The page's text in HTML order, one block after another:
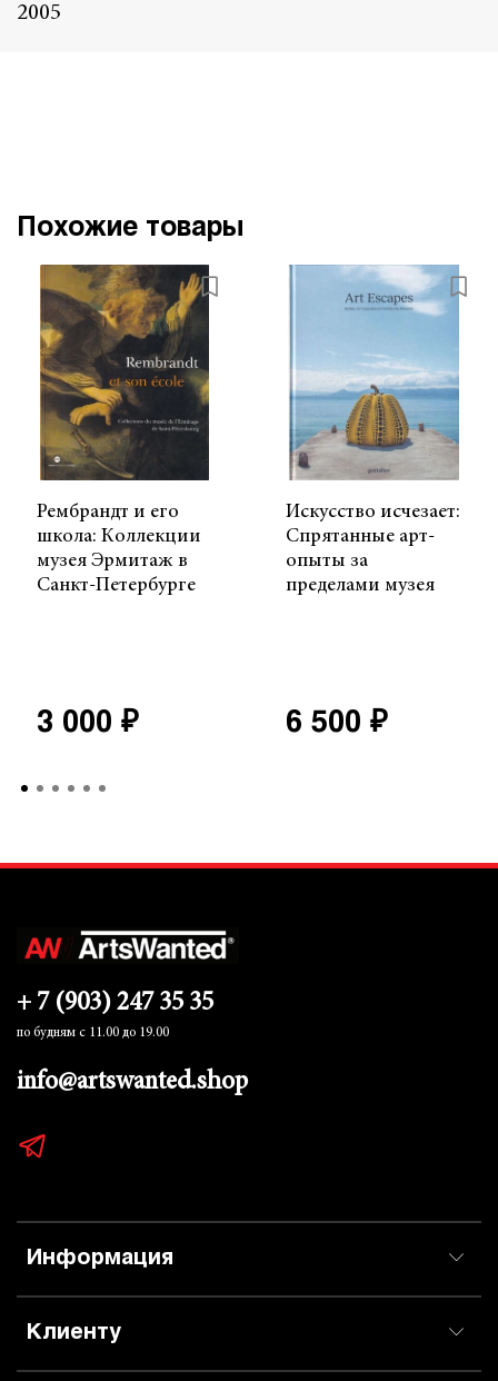
2005
Похожие товары
Рембрандт и его
школа: Коллекции
музея Эрмитаж в
Санкт-Петербурге
3 000 ₽
Искусство исчезает:
Спрятанные арт-
опыты за
пределами музея
6 500 ₽
Информация
Клиенту
+ 7 (903) 247 35 35
по будням с 11.00 до 19.00
info@artswanted.shop